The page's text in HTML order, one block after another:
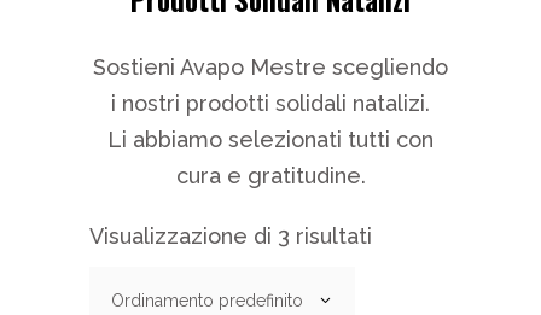
Sostieni Avapo Mestre scegliendo
i nostri prodotti solidali natalizi.
Li abbiamo selezionati tutti con
cura e gratitudine.
Visualizzazione di 3 risultati
Ordinamento predefinito